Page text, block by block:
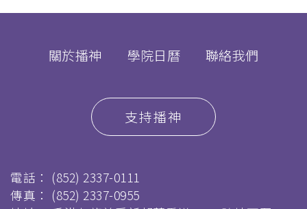
關於播神 學院日曆 聯絡我們
支持播神
電話： (852) 2337-0111
傳真： (852) 2337-0955